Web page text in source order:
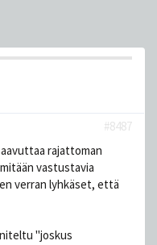
#8487
rajattoman
vastustavia
verran lyhkäset, että
"joskus